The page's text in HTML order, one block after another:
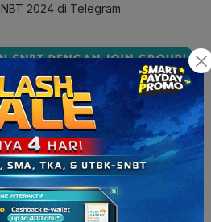
2024 di Telegram.
dalam Grup Pelatnas UTBK
ada beberapa aturan grup
yaitu:
Komentar dalam setiap